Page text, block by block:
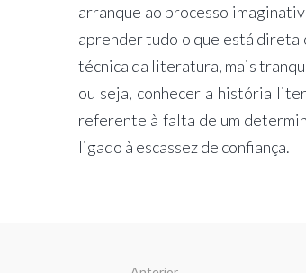
arranque ao processo
aprender tudo o que está direta
técnica da literatura, mais
ou seja, conhecer a história
referente à falta de um
ligado à escassez de confiança.